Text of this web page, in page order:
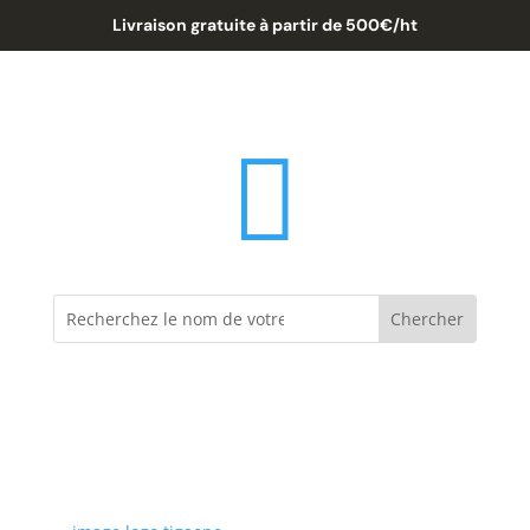
Livraison gratuite à partir de 500€/ht
